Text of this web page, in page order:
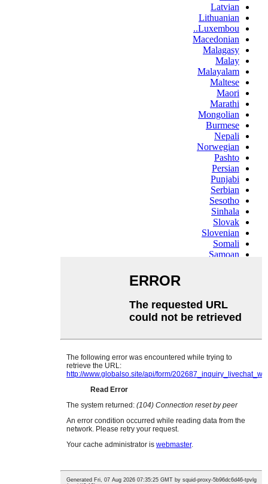
Latvian
Lithuanian
Luxembou..
Macedonian
Malagasy
Malay
Malayalam
Maltese
Maori
Marathi
Mongolian
Burmese
Nepali
Norwegian
Pashto
Persian
Punjabi
Serbian
Sesotho
Sinhala
Slovak
Slovenian
Somali
Samoan
Swahili
Tajik
Telugu
Ukrainian
Urdu
Welsh
Xhosa
Yiddish
Tatar
Oriya